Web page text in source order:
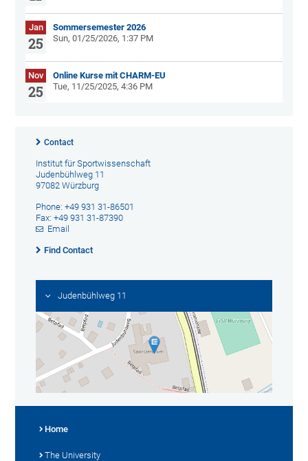
Jan
25
Sommersemester 2026
Sun, 01/25/2026, 1:37 PM
Nov
25
Online Kurse mit CHARM-EU
Tue, 11/25/2025, 4:36 PM
Contact
Institut für Sportwissenschaft
Judenbühlweg 11
97082 Würzburg
Phone: +49 931 31-86501
Fax: +49 931 31-87390
Email
Find Contact
Judenbühlweg 11
Home
The University